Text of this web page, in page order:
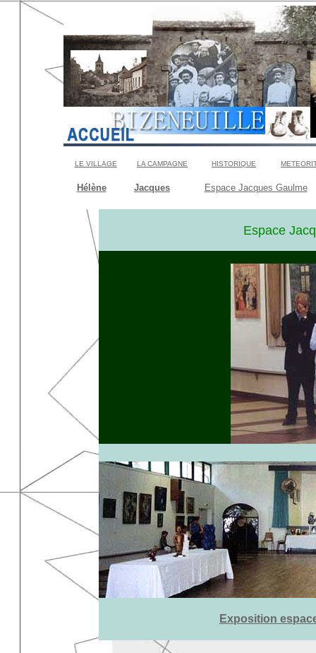
LE VILLAGE LA CAMPAGNE HISTORIQUE
Hélène Jacques Espace Jacques Gaulme
Espace
Exposition